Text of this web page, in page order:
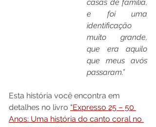
casas de família,
e foi uma
identificação
muito grande,
que era aquilo
que meus avós
passaram.”
Esta história você encontra em
detalhes no livro “Expresso 25 – 50
Anos: Uma história do canto coral no